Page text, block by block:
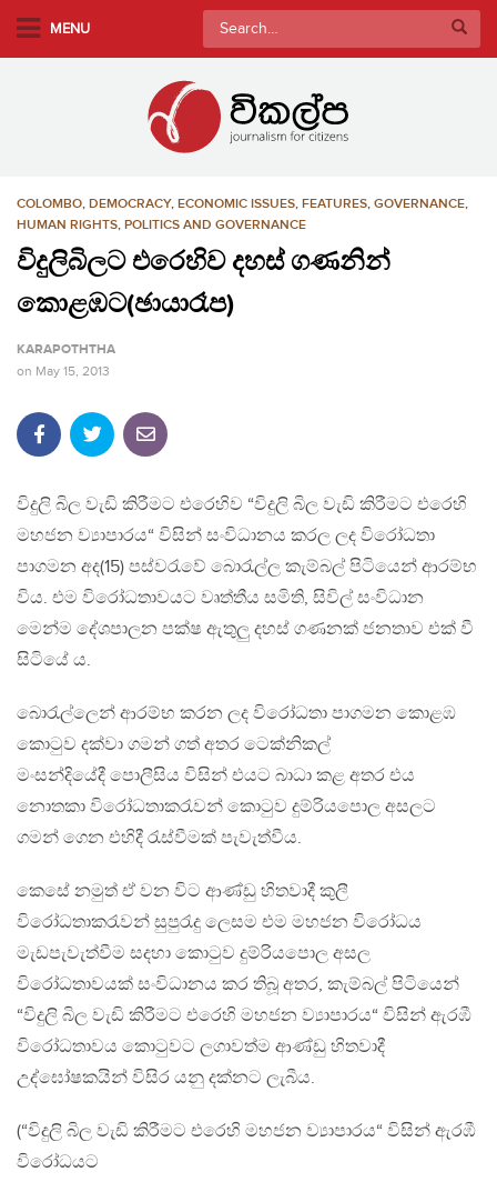
MENU
Search
for:
COLOMBO, DEMOCRACY, ECONOMIC ISSUES, FEATURES, GOVERNANCE,
HUMAN RIGHTS, POLITICS AND GOVERNANCE
විදුලිබිලට එරෙහිව දහස් ගණනින්
කොළඹට(ඡායාරෑප)
KARAPOTHTHA
on May 15, 2013
විදුලි බිල වැඩි කිරීමට එරෙහිව “විදුලි බිල වැඩි කිරීමට එරෙහි
මහජන ව්‍යාපාරය“ විසින් සංවිධානය කරල ලද විරෝධතා
පාගමන අද(15) පස්වරැවේ බොරැල්ල කැම්බල් පිටියෙන් ආරම්භ
විය. එම විරෝධතාවයට වෘත්තීය සමිති, සිවිල් සංවිධාන
මෙන්ම දේශපාලන පක්ෂ ඇතුලු දහස් ගණනක් ජනතාව එක් වී
සිටියේ ය.
බොරැල්ලෙන් ආරම්භ කරන ලද විරෝධතා පාගමන කොළඹ
කොටුව දක්වා ගමන් ගත් අතර ටෙක්නිකල්
මංසන්දියේදී පොලීසිය විසින් එයට බාධා කළ අතර එය
නොතකා විරෝධතාකරැවන් කොටුව දුම්රියපොල අසලට
ගමන් ගෙන එහිදී රැස්වීමක් පැවැත්වීය.
කෙසේ නමුත් ඒ වන විට ආණ්ඩු හිතවාදී කුලී
විරෝධතාකරැවන් සුපුරැදු ලෙසම එම මහජන විරෝධය
මැඩපැවැත්වීම සදහා කොටුව දුම්රියපොල අසල
විරෝධතාවයක් සංවිධානය කර තිබූ අතර, කැම්බල් පිටියෙන්
“විදුලි බිල වැඩි කිරීමට එරෙහි මහජන ව්‍යාපාරය“ විසින් ඇරඹී
විරෝධතාවය කොටුවට ලගාවත්ම ආණ්ඩු හිතවාදී
උද්ඝෝෂකයින් විසිර යනු දක්නට ලැබීය.
(“විදුලි බිල වැඩි කිරීමට එරෙහි මහජන ව්‍යාපාරය“ විසින් ඇරඹී
විරෝධයට